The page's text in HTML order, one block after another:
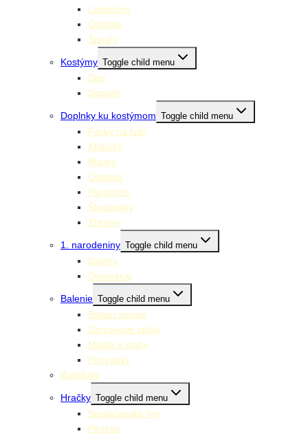
Lampióny
Ostatné
Špirály
Kostýmy Toggle child menu
Deti
Dospelí
Doplnky ku kostýmom Toggle child menu
Farby na tvár
Klobúky
Masky
Ostatné
Parochne
Škrabošky
Zbrane
1. narodeniny Toggle child menu
Balóny
Dekorácie
Balenie Toggle child menu
Baliaci papier
Darčekové tašky
Mašle a stuhy
Pozvánky
Bublifuky
Hračky Toggle child menu
Spoločenské hry
Pexeso